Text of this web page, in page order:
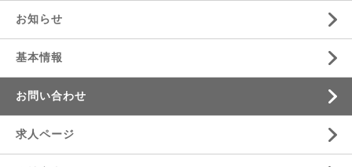
お知らせ
基本情報
お問い合わせ
求人ページ